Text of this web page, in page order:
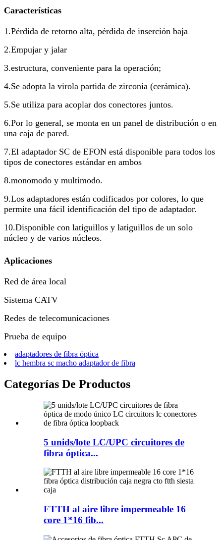
Características
1.Pérdida de retorno alta, pérdida de inserción baja
2.Empujar y jalar
3.estructura, conveniente para la operación;
4.Se adopta la virola partida de zirconia (cerámica).
5.Se utiliza para acoplar dos conectores juntos.
6.Por lo general, se monta en un panel de distribución o en
una caja de pared.
7.El adaptador SC de EFON está disponible para todos los
tipos de conectores estándar en ambos
8.monomodo y multimodo.
9.Los adaptadores están codificados por colores, lo que
permite una fácil identificación del tipo de adaptador.
10.Disponible con latiguillos y latiguillos de un solo
núcleo y de varios núcleos.
Aplicaciones
Red de área local
Sistema CATV
Redes de telecomunicaciones
Prueba de equipo
adaptadores de fibra óptica
lc hembra sc macho adaptador de fibra
Categorías De Productos
5 unids/lote LC/UPC circuitores de
fibra óptica...
FTTH al aire libre impermeable 16
core 1*16 fib...